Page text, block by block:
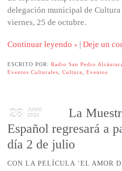
delegación municipal de
viernes, 25 de octubre.
Continuar leyendo | Deje un
ESCRITO POR: Radio San Pedro Alcántara
Eventos Culturales
Cultura Eventos
28
JUNIO
2024
La
Español regresará a
día 2 de julio
CON LA PELÍCULA ‘EL AMOR